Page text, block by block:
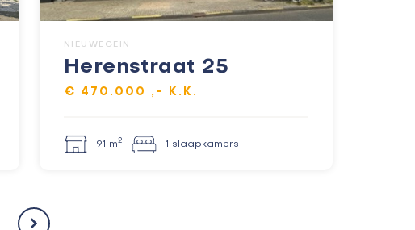
NIEUWEGEIN
Herenstraat 25
€ 470.000 ,- K.K.
91 m2 1 slaapkamers